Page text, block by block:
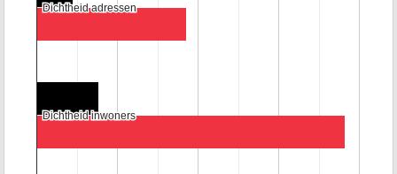
Dichtheid adressen
Dichtheid adressen
Dichtheid inwoners
Dichtheid inwoners